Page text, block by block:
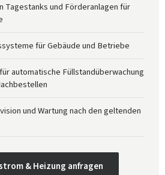
Tagestanks und Förderanlagen für
für Gebäude und Betriebe
automatische Füllstandüberwachung
und Wartung nach den geltenden
& Heizung anfragen